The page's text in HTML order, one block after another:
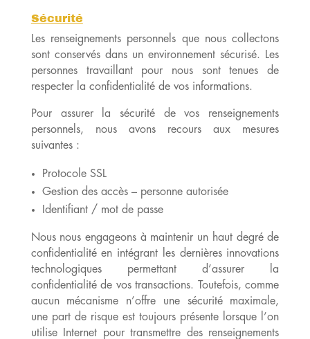
Sécurité
Les renseignements personnels que nous collectons
sont conservés dans un environnement sécurisé. Les
personnes travaillant pour nous sont tenues de
respecter la confidentialité de vos informations.
Pour assurer la sécurité de vos renseignements
personnels, nous avons recours aux mesures
suivantes :
Protocole SSL
Gestion des accès – personne autorisée
Identifiant / mot de passe
Nous nous engageons à maintenir un haut degré de
confidentialité en intégrant les dernières innovations
technologiques permettant d’assurer la
confidentialité de vos transactions. Toutefois, comme
aucun mécanisme n’offre une sécurité maximale,
une part de risque est toujours présente lorsque l’on
utilise Internet pour transmettre des renseignements